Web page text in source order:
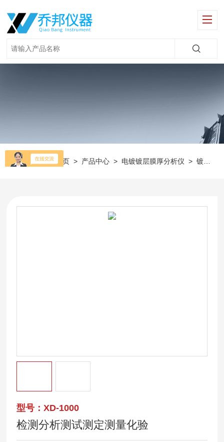
当前位置： 首页 > 产品中心 > 电镀镀层膜厚分析仪 >镀层测试仪
型号：XD-1000
检测分析测试测定测量化验